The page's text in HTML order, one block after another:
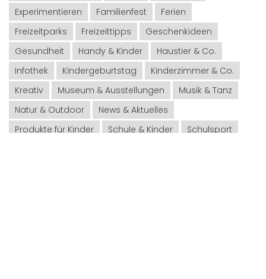
Experimentieren
Familienfest
Ferien
Freizeitparks
Freizeittipps
Geschenkideen
Gesundheit
Handy & Kinder
Haustier & Co.
Infothek
Kindergeburtstag
Kinderzimmer & Co.
Kreativ
Museum & Ausstellungen
Musik & Tanz
Natur & Outdoor
News & Aktuelles
Produkte für Kinder
Schule & Kinder
Schulsport